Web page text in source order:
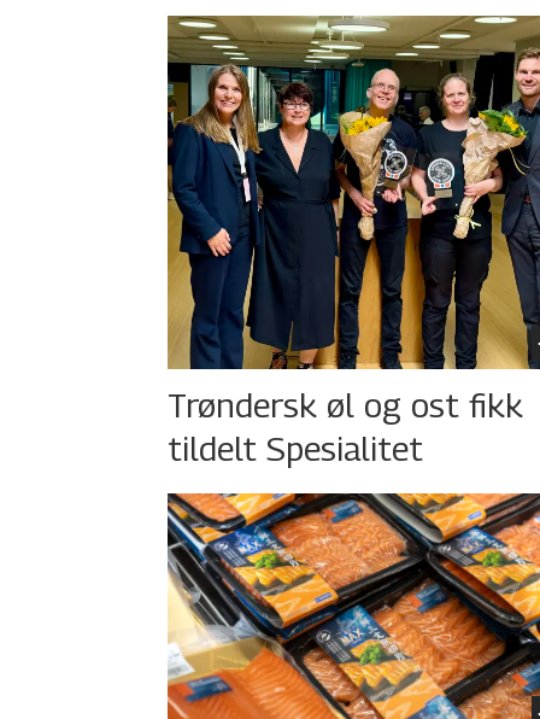
Trøndersk øl og ost fikk
tildelt Spesialitet